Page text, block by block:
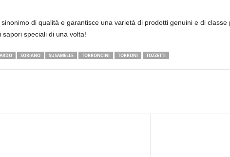
di qualità e garantisce una varietà di prodotti genuini e di
speciali di una volta!
SORIANO SUSAMELLE TORRONCINI TORRONI TOZZETTI